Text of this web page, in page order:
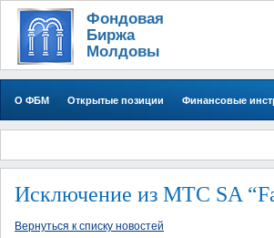
Фондовая
Биржа
Молдовы
О ФБМ Открытые позиции Финансовые
Исключение из МТС SA
Вернуться к списку новостей